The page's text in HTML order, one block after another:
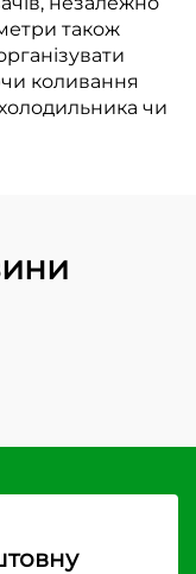
також
коливання
чи